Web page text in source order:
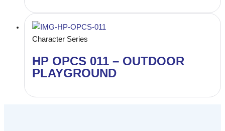
Character Series
HP OPCS 011 – OUTDOOR
PLAYGROUND